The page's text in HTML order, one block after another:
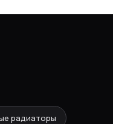
радиаторы